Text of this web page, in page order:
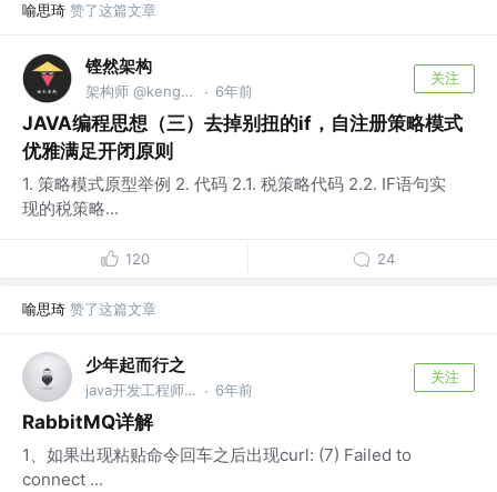
喻思琦 赞了这篇文章
铿然架构
架构师 @kengcoder.com · 6年前
关注
JAVA编程思想（三）去掉别扭的if，自注册策略模式
优雅满足开闭原则
1. 策略模式原型举例 2. 代码 2.1. 税策略代码 2.2. IF语句实
现的税策略...
120 24
喻思琦 赞了这篇文章
少年起而行之
java开发工程师 @PPWANG · 6年前
关注
RabbitMQ详解
1、如果出现粘贴命令回车之后出现curl: (7) Failed to
connect ...